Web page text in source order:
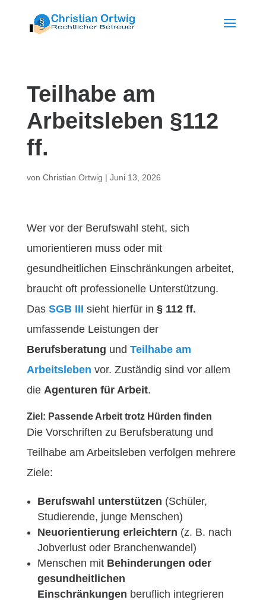
Teilhabe am
Arbeitsleben §112
ff.
von Christian Ortwig | Juni 13, 2026
Wer vor der Berufswahl steht, sich
umorientieren muss oder mit
gesundheitlichen Einschränkungen arbeitet,
braucht oft professionelle Unterstützung.
Das SGB III sieht hierfür in § 112 ff.
umfassende Leistungen der
Berufsberatung und Teilhabe am
Arbeitsleben vor. Zuständig sind vor allem
die Agenturen für Arbeit.
Ziel: Passende Arbeit trotz Hürden finden
Die Vorschriften zu Berufsberatung und
Teilhabe am Arbeitsleben verfolgen mehrere
Ziele:
Berufswahl unterstützen (Schüler,
Studierende, junge Menschen)
Neuorientierung erleichtern (z. B. nach
Jobverlust oder Branchenwandel)
Menschen mit Behinderungen oder
gesundheitlichen
Einschränkungen beruflich integrieren